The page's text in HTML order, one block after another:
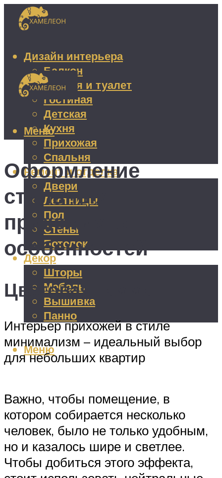
Дизайн интерьера
Балкон
Ванная и туалет
Гостиная
Детская
Кухня
Прихожая
Спальня
Ремонт и отделка
Двери
Лестницы
Пол
Стены
Потолок
Декор
Шторы
Мебель
Вышивка
Панно
Меню
Меню
Оформление
стильных
прихожих: 5
особенностей
Цветовая гамма
Интерьер прихожей в стиле
минимализм – идеальный выбор
для небольших квартир
Важно, чтобы помещение, в
котором собирается несколько
человек, было не только удобным,
но и казалось шире и светлее.
Чтобы добиться этого эффекта,